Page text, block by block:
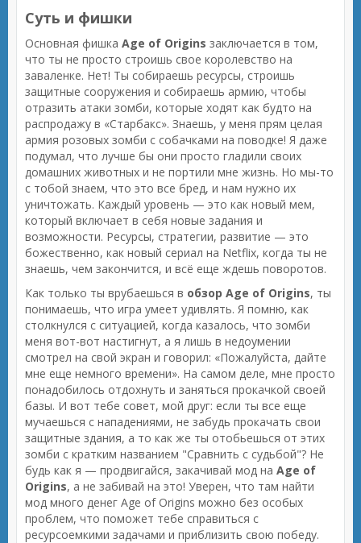
Суть и фишки
Основная фишка Age of Origins заключается в том,
что ты не просто строишь свое королевство на
заваленке. Нет! Ты собираешь ресурсы, строишь
защитные сооружения и собираешь армию, чтобы
отразить атаки зомби, которые ходят как будто на
распродажу в «Старбакс». Знаешь, у меня прям целая
армия розовых зомби с собачками на поводке! Я даже
подумал, что лучше бы они просто гладили своих
домашних животных и не портили мне жизнь. Но мы-то
с тобой знаем, что это все бред, и нам нужно их
уничтожать. Каждый уровень — это как новый мем,
который включает в себя новые задания и
возможности. Ресурсы, стратегии, развитие — это
божественно, как новый сериал на Netflix, когда ты не
знаешь, чем закончится, и всё еще ждешь поворотов.
Как только ты врубаешься в обзор Age of Origins, ты
понимаешь, что игра умеет удивлять. Я помню, как
столкнулся с ситуацией, когда казалось, что зомби
меня вот-вот настигнут, а я лишь в недоумении
смотрел на свой экран и говорил: «Пожалуйста, дайте
мне еще немного времени». На самом деле, мне просто
понадобилось отдохнуть и заняться прокачкой своей
базы. И вот тебе совет, мой друг: если ты все еще
мучаешься с нападениями, не забудь прокачать свои
защитные здания, а то как же ты отобьешься от этих
зомби с кратким названием "Сравнить с судьбой"? Не
будь как я — продвигайся, закачивай мод на Age of
Origins, а не забивай на это! Уверен, что там найти
мод много денег Age of Origins можно без особых
проблем, что поможет тебе справиться с
ресурсоемкими задачами и приблизить свою победу.